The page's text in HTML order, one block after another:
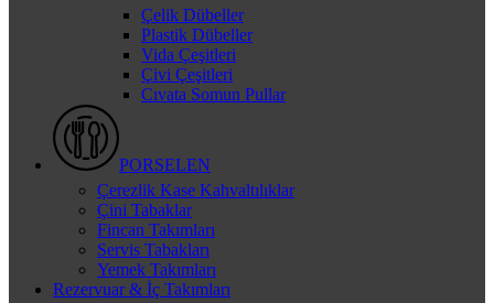
Çelik Dübeller
Plastik Dübeller
Vida Çeşitleri
Çivi Çeşitleri
Cıvata Somun Pullar
PORSELEN
Çerezlik Kase Kahvaltılıklar
Çini Tabaklar
Fincan Takımları
Servis Tabakları
Yemek Takımları
Rezervuar & İç Takımları